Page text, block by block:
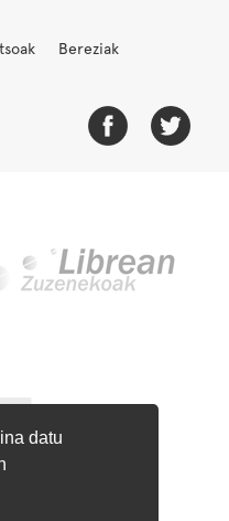
datu
Bereziak